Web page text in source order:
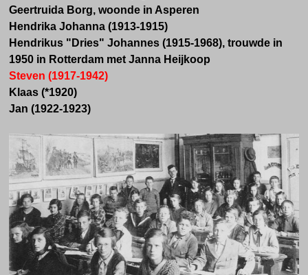
Geertruida Borg, woonde in Asperen
Hendrika Johanna (1913-1915)
Hendrikus "Dries" Johannes (1915-1968), trouwde in
1950 in Rotterdam met Janna Heijkoop
Steven (1917-1942)
Klaas (*1920)
Jan (1922-1923)